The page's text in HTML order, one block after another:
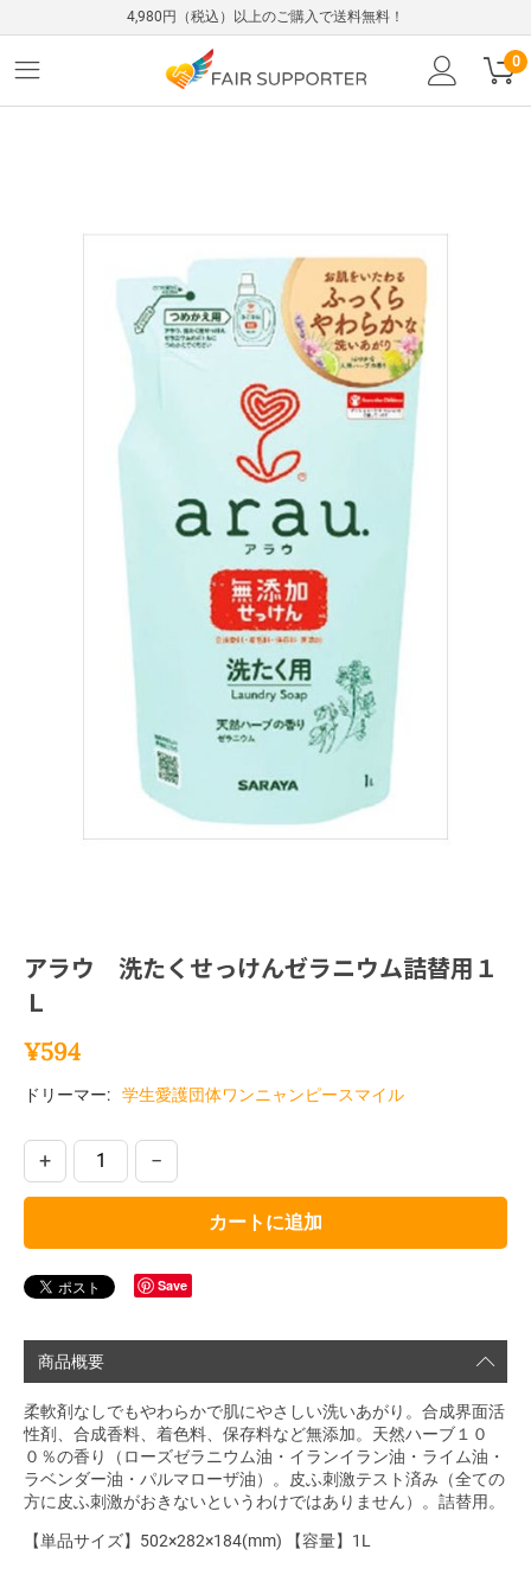
4,980円（税込）以上のご購入で送料無料！
0
アラウ 洗たくせっけんゼラニウム詰替用１
Ｌ
¥594
ドリーマー: 学生愛護団体ワンニャンピースマイル
+ −
カートに追加
Save
商品概要
柔軟剤なしでもやわらかで肌にやさしい洗いあがり。合成界面活
性剤、合成香料、着色料、保存料など無添加。天然ハーブ１０
０％の香り（ローズゼラニウム油・イランイラン油・ライム油・
ラベンダー油・パルマローザ油）。皮ふ刺激テスト済み（全ての
方に皮ふ刺激がおきないというわけではありません）。詰替用。
【単品サイズ】502×282×184(mm) 【容量】1L